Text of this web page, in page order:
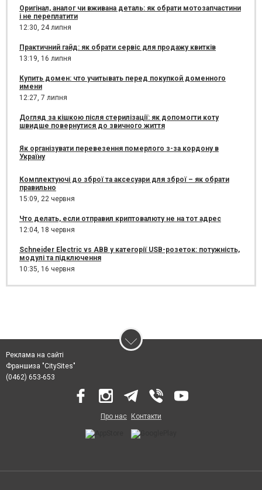
Оригінал, аналог чи вживана деталь: як обрати мотозапчастини
і не переплатити
12:30, 24 липня
Практичний гайд: як обрати сервіс для продажу квитків
13:19, 16 липня
Купить домен: что учитывать перед покупкой доменного
имени
12:27, 7 липня
Догляд за кішкою після стерилізації: як допомогти коту
швидше повернутися до звичного життя
Як організувати перевезення померлого з-за кордону в
Україну
Комплектуючі до зброї та аксесуари для зброї – як обрати
правильно
15:09, 22 червня
Что делать, если отправил криптовалюту не на тот адрес
12:04, 18 червня
Schneider Electric vs ABB у категорії USB-розеток: потужність,
модулі та підключення
10:35, 16 червня
Реклама на сайті
Франшиза "CitySites"
(0462) 653-653
Про нас Контакти